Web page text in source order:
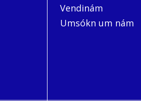
Vendinám
Umsókn um nám